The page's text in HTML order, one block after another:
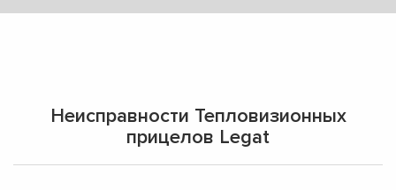
Неисправности Тепловизионных
прицелов Legat